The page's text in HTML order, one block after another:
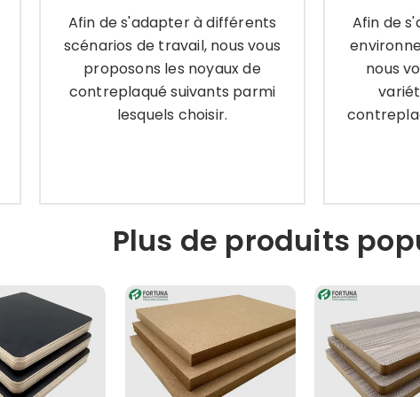
Afin de s'adapter à différents
scénarios de travail, nous vous
proposons les noyaux de
contreplaqué suivants parmi
lesquels choisir.
proposons les noyaux de
contreplaqué suivants parmi
lesquels choisir.
Afin de
nous
nous
Plus de produits